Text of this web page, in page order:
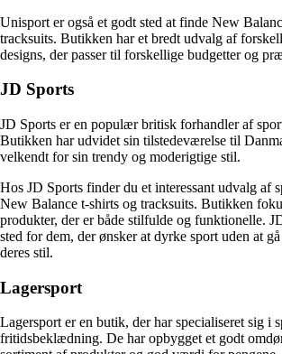
Unisport er også et godt sted at finde New
tracksuits. Butikken har et bredt udvalg af
designs, der passer til forskellige budgetter og
JD Sports
JD Sports er en populær britisk forhandler af
Butikken har udvidet sin tilstedeværelse til
velkendt for sin trendy og moderigtige stil.
Hos JD Sports finder du et interessant udvalg af
New Balance t-shirts og tracksuits. Butikken
produkter, der er både stilfulde og funktionelle.
sted for dem, der ønsker at dyrke sport uden at
deres stil.
Lagersport
Lagersport er en butik, der har specialiseret sig i
fritidsbeklædning. De har opbygget et godt